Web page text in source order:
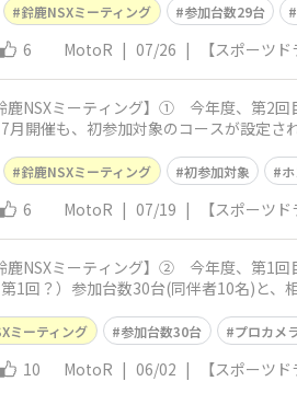
鈴鹿NSXミーティング 参加台数29台
6 MotoR | 07/26 | 【スポーツ
鹿NSXミーティング】① 今年度、第2
月開催も、初参加対象のコースが設定
鈴鹿NSXミーティング 初参加対象
6 MotoR | 07/19 | 【スポーツ
鹿NSXミーティング】② 今年度、第1
1回？）参加台数30台(同伴者10名)と
ミーティング 参加台数30台 プロカメ
10 MotoR | 06/02 | 【スポーツ